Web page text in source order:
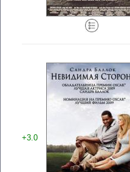
+3.0